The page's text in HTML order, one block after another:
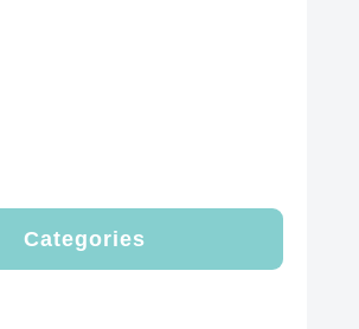
Categories